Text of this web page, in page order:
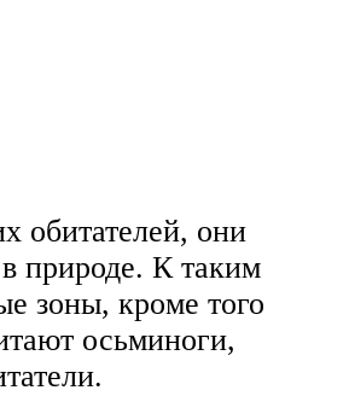
обитателей, они
природе. К таким
зоны, кроме того
осьминоги,